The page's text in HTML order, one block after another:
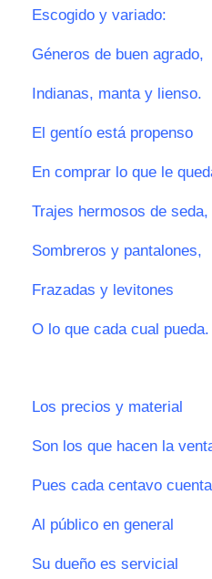
Escogido y variado:
Géneros de buen agrado,
Indianas, manta y lienso.
El gentío está propenso
En comprar lo que le
Trajes hermosos de seda,
Sombreros y pantalones,
Frazadas y levitones
O lo que cada cual pueda.
Los precios y material
Son los que hacen la
Pues cada centavo
Al público en general
Su dueño es servicial